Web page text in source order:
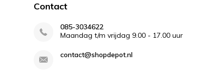
Contact
085-3034622
Maandag t/m vrijdag 9.00 - 17.00 uur
contact@shopdepot.nl